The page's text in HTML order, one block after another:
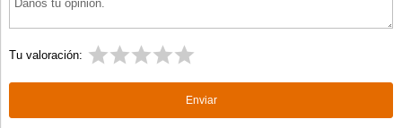
Tu valoración: